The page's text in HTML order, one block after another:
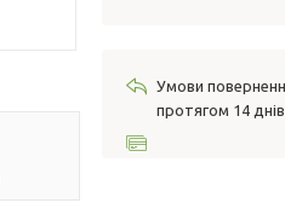
протягом 14 днів